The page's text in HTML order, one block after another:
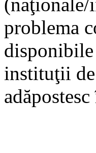
problema
instituţii